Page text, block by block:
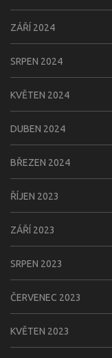
ZÁŘÍ 2024
SRPEN 2024
KVĚTEN 2024
DUBEN 2024
BŘEZEN 2024
ŘÍJEN 2023
ZÁŘÍ 2023
SRPEN 2023
ČERVENEC 2023
KVĚTEN 2023